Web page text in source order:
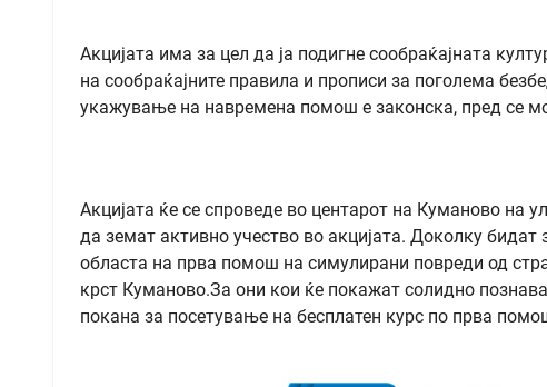
Акцијата има за цел да ја подигне сообраќајната
на сообраќајните правила и прописи за поголема
укажување на навремена помош е законска, пред се
Акцијата ќе се спроведе во центарот на Куманово на
да земат активно учество во акцијата. Доколку
областа на прва помош на симулирани повреди од
крст Куманово.За они кои ќе покажат солидно
покана за посетување на бесплатен курс по прва